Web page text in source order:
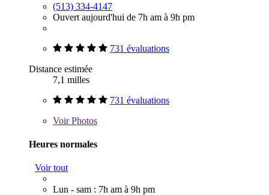
(513) 334-4147
Ouvert aujourd'hui de 7h am à 9h pm
731 évaluations
Distance estimée
7,1 milles
731 évaluations
VoirPhotos
Heures normales
Voir tout
Lun - sam : 7h am à 9h pm